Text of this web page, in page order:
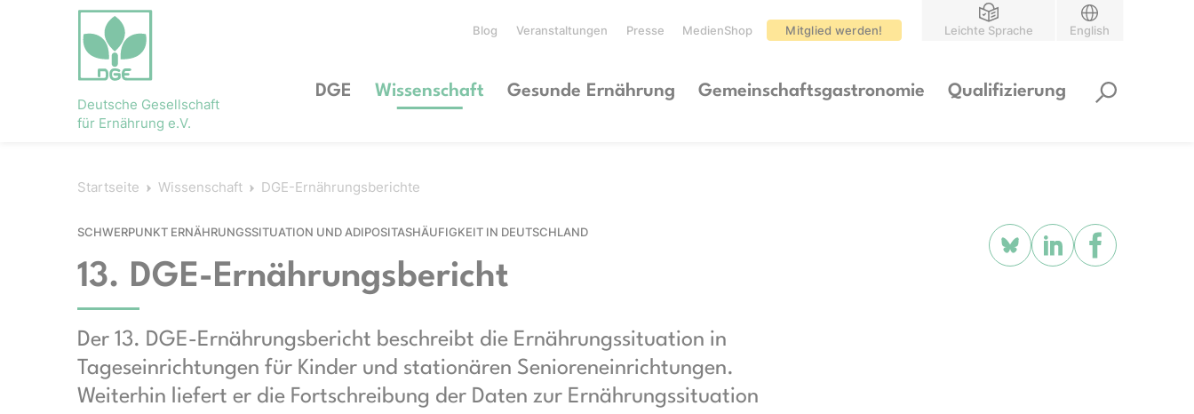
Deutsche Gesellschaft
für Ernährung e.V.
Blog Veranstaltungen Presse MedienShop Mitglied werden! Leichte Sprache English
DGE Wissenschaft Gesunde Ernährung Gemeinschaftsgastronomie Qualifizierung
Startseite Wissenschaft DGE-Ernährungsberichte
SCHWERPUNKT ER­NÄHR­UNGS­SI­TU­A­TION UND A­DI­PO­SI­TAS­HÄUF­IG­KEIT IN DEUTSCHLAND
13. DGE-Ernährungsbericht
Der 13. DGE-Er­nähr­ungs­be­richt beschreibt die Ernährungssituation in
Tageseinrichtungen für Kinder und stationären Senioreneinrichtungen.
Weiterhin liefert er die Fortschreibung der Daten zur Ernährungssituation